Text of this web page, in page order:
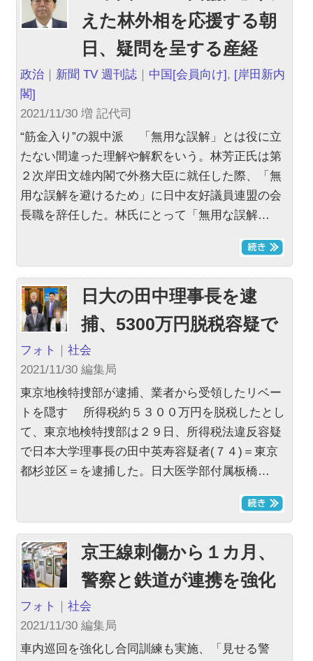
えた林外相を応援する朝
日、疑問を呈する産経
政治 ｜ 新聞 TV 週刊誌 ｜ 中国 [会員向け], [岸田新内
閣]
2021/11/30 増 記代司
“筋金入り”の親中派 「無用な誤解」とは役に立
たない間違った理解や解釈をいう。林芳正氏は第
２次岸田文雄内閣で外務大臣に就任した際、「無
用な誤解を避けるため」に日中友好議員連盟の会
長職を辞任した。林氏にとって「無用な誤解…
日大の田中理事長を逮
捕、5300万円脱税容疑で
フォト ｜社会
2021/11/30 編集局
東京地検特捜部が逮捕、業者から受領したリベー
トを隠す 所得税約５３００万円を脱税したとし
て、東京地検特捜部は２９日、所得税法違反容疑
で日本大学理事長の田中英寿容疑者(７４)＝東京
都杉並区＝を逮捕した。日大医学部付属板橋…
京王線刺傷から１カ月、
警察と鉄道が連携を強化
フォト ｜社会
2021/11/30 編集局
車内巡回を強化し合同訓練も実施、「見せる警